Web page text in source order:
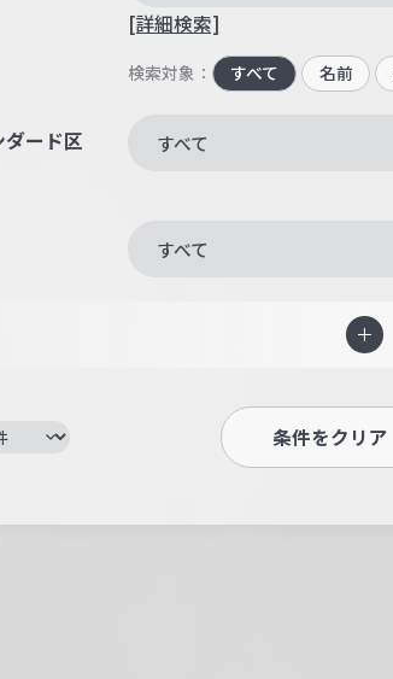
[詳細検索]
検索対象： すべて 名前
ード区
すべて
すべて
条件をクリア